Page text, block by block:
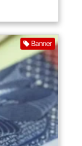
Banner